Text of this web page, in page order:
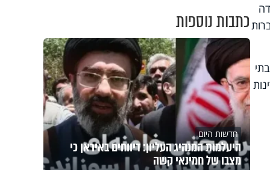
דה
כתבות נוספות
חדשות היום
היעלמות המנהיג העליון: דיווחים באיראן כי
מצבו של חמינאי קשה